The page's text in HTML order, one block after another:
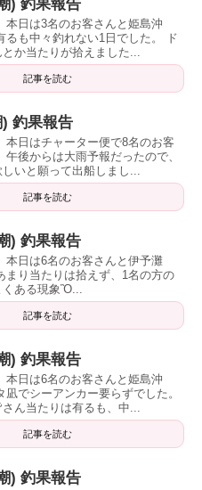
) 釣果報告
本日は3名のお客さんと姫島沖
るも中々釣れない1日でした。 ド
か当たりが拾えました...
記事を読む
釣果報告
本日はチャーター便で8名のお客
午後からは大雨予報だったので、
いと願って出船しまし...
記事を読む
) 釣果報告
本日は6名のお客さんと伊予灘
まり当たりは拾えず、1名の方の
くある現象Ὂ...
記事を読む
) 釣果報告
本日は6名のお客さんと姫島沖
でシーアンカー要らずでした。
ん当たりは有るも、中...
記事を読む
) 釣果報告